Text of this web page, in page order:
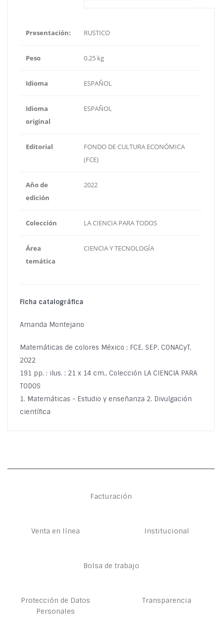
Presentación: RUSTICO
Peso 0.25 kg
Idioma ESPAÑOL
Idioma
original
ESPAÑOL
Editorial
FONDO DE CULTURA ECONÓMICA
(FCE)
Año de
edición
2022
Colección LA CIENCIA PARA TODOS
Área
temática
CIENCIA Y TECNOLOGÍA
Ficha catalográfica
Amanda Montejano
Matemáticas de colores México : FCE, SEP, CONACyT,
2022
191 pp. : ilus. ; 21 x 14 cm., Colección LA CIENCIA PARA
TODOS
1. Matemáticas - Estudio y enseñanza 2. Divulgación
científica
Facturación
Venta en línea Institucional
Bolsa de trabajo
Protección de Datos
Personales
Transparencia